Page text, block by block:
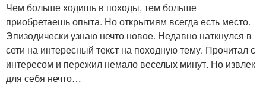
Чем больше ходишь в походы, тем больше
приобретаешь опыта. Но открытиям всегда есть место.
Эпизодически узнаю нечто новое. Недавно наткнулся в
сети на интересный текст на походную тему. Прочитал с
интересом и пережил немало веселых минут. Но извлек
для себя нечто…